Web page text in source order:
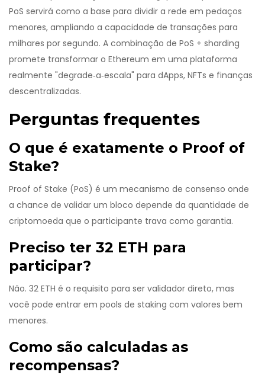
PoS servirá como a base para dividir a rede em pedaços
menores, ampliando a capacidade de transações para
milhares por segundo. A combinação de PoS + sharding
promete transformar o Ethereum em uma plataforma
realmente "degrade‑a‑escala" para dApps, NFTs e finanças
descentralizadas.
Perguntas frequentes
O que é exatamente o Proof of
Stake?
Proof of Stake (PoS) é um mecanismo de consenso onde
a chance de validar um bloco depende da quantidade de
criptomoeda que o participante trava como garantia.
Preciso ter 32 ETH para
participar?
Não. 32 ETH é o requisito para ser validador direto, mas
você pode entrar em pools de staking com valores bem
menores.
Como são calculadas as
recompensas?